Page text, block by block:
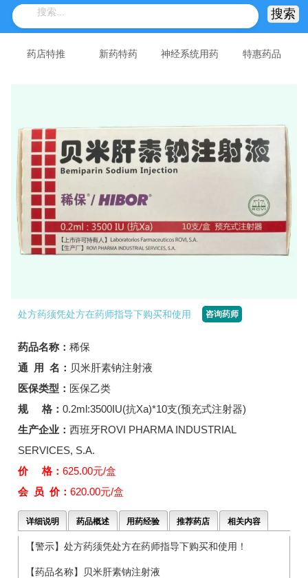
药店特推 新药特药 神经系统用药 特惠药品
处方药须凭处方在药师指导下购买和使用 咨询药师
药品名称： 稀保
通 用 名： 贝米肝素钠注射液
医保类型： 医保乙类
规 格： 0.2ml:3500IU(抗Xa)*10支(预充式注射器)
生产企业： 西班牙ROVI PHARMA INDUSTRIAL
SERVICES, S.A.
价 格： 625.00元/盒
会 员 价： 620.00元/盒
详细说明 药品概述 用药经验 推荐药店 相关内容
【警示】处方药须凭处方在药师指导下购买和使用！
【药品名称】贝米肝素钠注射液